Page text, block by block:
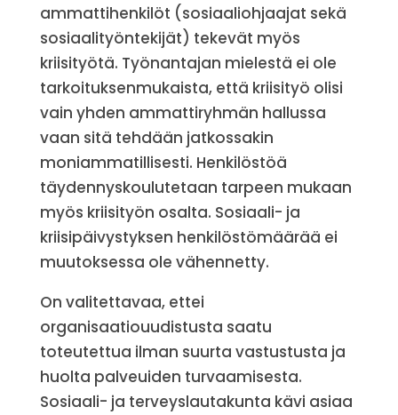
ammattihenkilöt (sosiaaliohjaajat sekä
sosiaalityöntekijät) tekevät myös
kriisityötä. Työnantajan mielestä ei ole
tarkoituksenmukaista, että kriisityö olisi
vain yhden ammattiryhmän hallussa
vaan sitä tehdään jatkossakin
moniammatillisesti. Henkilöstöä
täydennyskoulutetaan tarpeen mukaan
myös kriisityön osalta. Sosiaali- ja
kriisipäivystyksen henkilöstömäärää ei
muutoksessa ole vähennetty.
On valitettavaa, ettei
organisaatiouudistusta saatu
toteutettua ilman suurta vastustusta ja
huolta palveuiden turvaamisesta.
Sosiaali- ja terveyslautakunta kävi asiaa